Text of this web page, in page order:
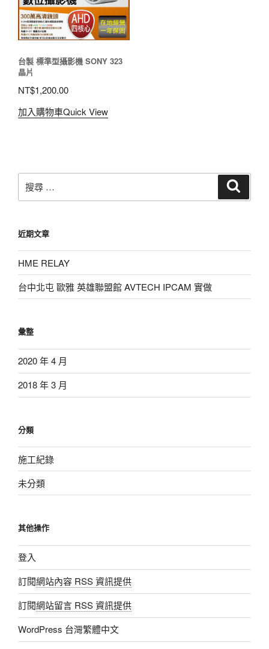
台製 標準型攝影機 SONY 323
晶片
NT$1,200.00
加入購物車Quick View
搜
尋：
近期文章
HME RELAY
台中北屯 歐雅 英雄聯盟館 AVTECH IPCAM 實做
彙整
2020 年 4 月
2018 年 3 月
分類
施工紀錄
未分類
其他操作
登入
訂閱網站內容 RSS 資訊提供
訂閱網站留言 RSS 資訊提供
WordPress 台灣繁體中文